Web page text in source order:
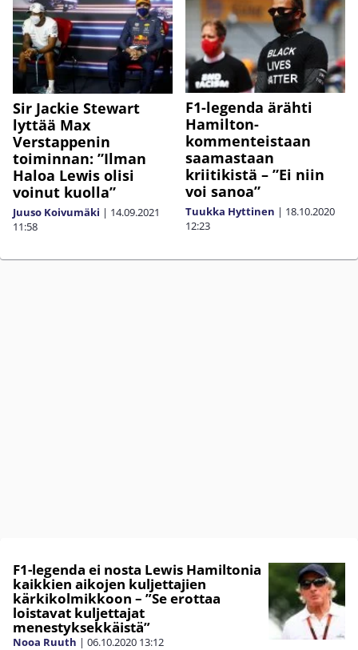
Sir Jackie Stewart
lyttää Max
Verstappenin
toiminnan: ”Ilman
Haloa Lewis olisi
voinut kuolla”
Juuso Koivumäki | 14.09.2021
11:58
F1-legenda ärähti
Hamilton-
kommenteistaan
saamastaan
kriitikistä – ”Ei niin
voi sanoa”
Tuukka Hyttinen | 18.10.2020
12:23
F1-legenda ei nosta Lewis Hamiltonia
kaikkien aikojen kuljettajien
kärkikolmikkoon – ”Se erottaa
loistavat kuljettajat
menestyksekkäistä”
Nooa Ruuth | 06.10.2020 13:12